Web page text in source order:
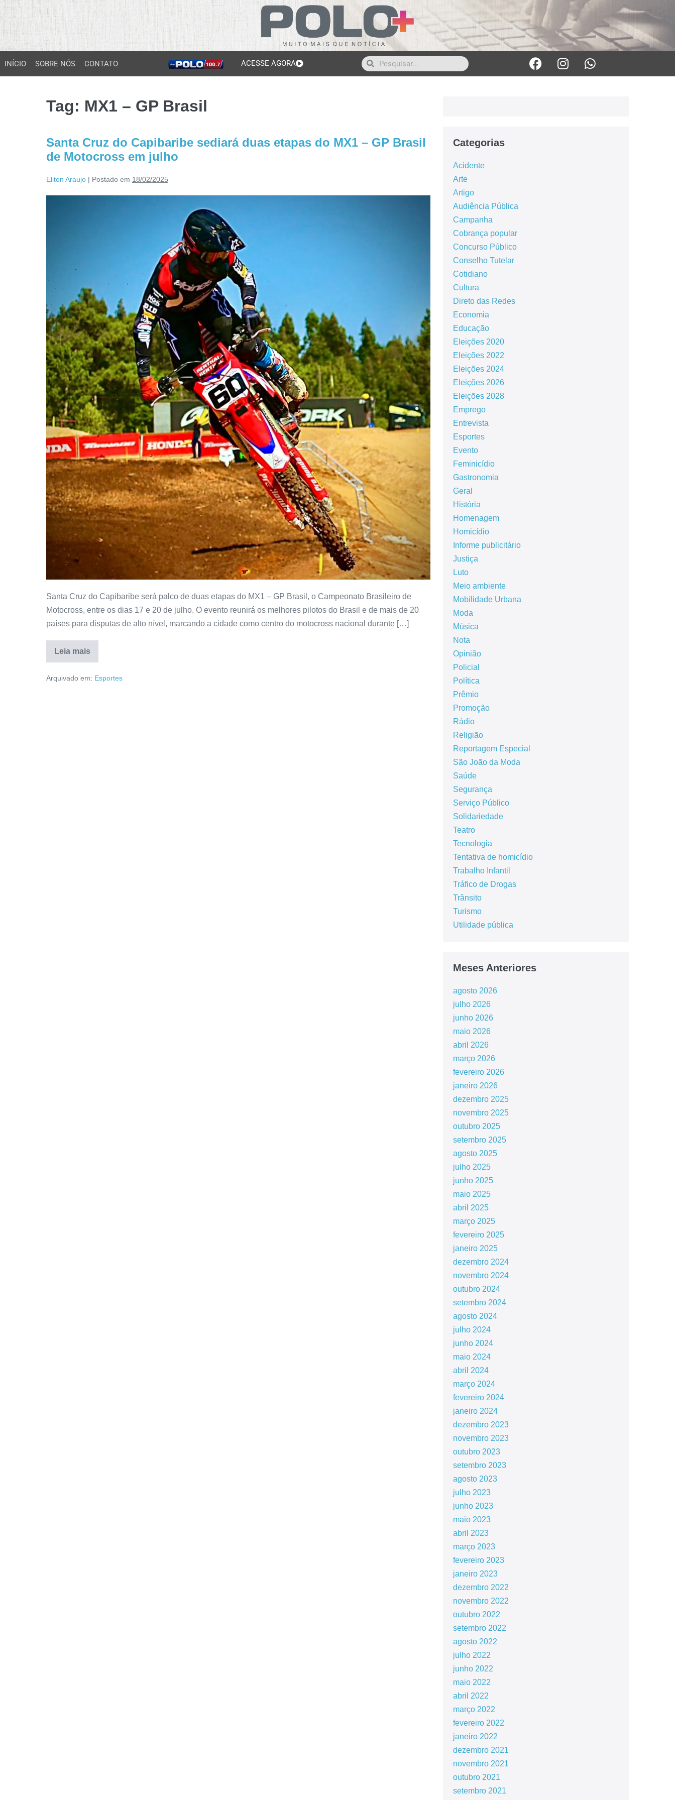
INÍCIO SOBRE NÓS CONTATO ACESSE AGORA
Tag: MX1 – GP Brasil
Santa Cruz do Capibaribe sediará duas etapas do MX1 – GP Brasil
de Motocross em julho
Eliton Araujo | Postado em 18/02/2025
Santa Cruz do Capibaribe será palco de duas etapas do MX1 – GP Brasil, o Campeonato Brasileiro de
Motocross, entre os dias 17 e 20 de julho. O evento reunirá os melhores pilotos do Brasil e de mais de 20
países para disputas de alto nível, marcando a cidade como centro do motocross nacional durante […]
Leia mais
Arquivado em: Esportes
Categorias
Acidente
Arte
Artigo
Audiência Pública
Campanha
Cobrança popular
Concurso Público
Conselho Tutelar
Cotidiano
Cultura
Direto das Redes
Economia
Educação
Eleições 2020
Eleições 2022
Eleições 2024
Eleições 2026
Eleições 2028
Emprego
Entrevista
Esportes
Evento
Feminicídio
Gastronomia
Geral
História
Homenagem
Homicídio
Informe publicitário
Justiça
Luto
Meio ambiente
Mobilidade Urbana
Moda
Música
Nota
Opinião
Policial
Política
Prêmio
Promoção
Rádio
Religião
Reportagem Especial
São João da Moda
Saúde
Segurança
Serviço Público
Solidariedade
Teatro
Tecnologia
Tentativa de homicídio
Trabalho Infantil
Tráfico de Drogas
Trânsito
Turismo
Utilidade pública
Meses Anteriores
agosto 2026
julho 2026
junho 2026
maio 2026
abril 2026
março 2026
fevereiro 2026
janeiro 2026
dezembro 2025
novembro 2025
outubro 2025
setembro 2025
agosto 2025
julho 2025
junho 2025
maio 2025
abril 2025
março 2025
fevereiro 2025
janeiro 2025
dezembro 2024
novembro 2024
outubro 2024
setembro 2024
agosto 2024
julho 2024
junho 2024
maio 2024
abril 2024
março 2024
fevereiro 2024
janeiro 2024
dezembro 2023
novembro 2023
outubro 2023
setembro 2023
agosto 2023
julho 2023
junho 2023
maio 2023
abril 2023
março 2023
fevereiro 2023
janeiro 2023
dezembro 2022
novembro 2022
outubro 2022
setembro 2022
agosto 2022
julho 2022
junho 2022
maio 2022
abril 2022
março 2022
fevereiro 2022
janeiro 2022
dezembro 2021
novembro 2021
outubro 2021
setembro 2021